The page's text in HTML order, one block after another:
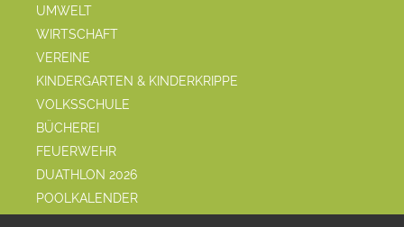
UMWELT
WIRTSCHAFT
VEREINE
KINDERGARTEN & KINDERKRIPPE
VOLKSSCHULE
BÜCHEREI
FEUERWEHR
DUATHLON 2026
POOLKALENDER